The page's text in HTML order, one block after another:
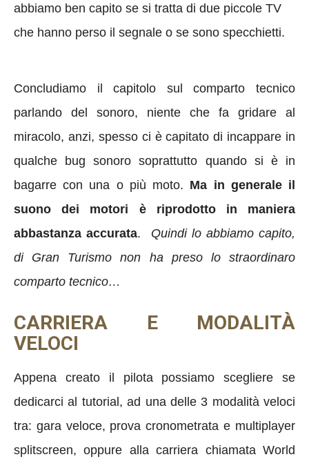
abbiamo ben capito se si tratta di due piccole TV
che hanno perso il segnale o se sono specchietti.
Concludiamo il capitolo sul comparto tecnico
parlando del sonoro, niente che fa gridare al
miracolo, anzi, spesso ci è capitato di incappare in
qualche bug sonoro soprattutto quando si è in
bagarre con una o più moto. Ma in generale il
suono dei motori è riprodotto in maniera
abbastanza accurata. Quindi lo abbiamo capito,
di Gran Turismo non ha preso lo straordinaro
comparto tecnico…
CARRIERA E MODALITÀ
VELOCI
Appena creato il pilota possiamo scegliere se
dedicarci al tutorial, ad una delle 3 modalità veloci
tra: gara veloce, prova cronometrata e multiplayer
splitscreen, oppure alla carriera chiamata World